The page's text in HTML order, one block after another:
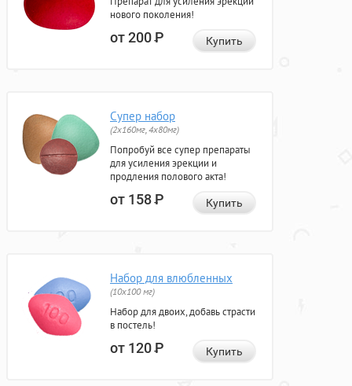
нового поколения!
от 200Р Купить
Супер набор
(2х160мг, 4х80мг)
Попробуй все супер препараты
для усиления эрекции и
продления полового акта!
от 158Р Купить
Набор для влюбленных
(10х100 мг)
Набор для двоих, добавь страсти
в постель!
от 120Р Купить